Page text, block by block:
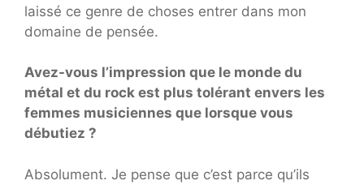
laissé ce genre de choses entrer dans mon
domaine de pensée.
Avez-vous l’impression que le monde du
métal et du rock est plus tolérant envers les
femmes musiciennes que lorsque vous
débutiez ?
Absolument. Je pense que c’est parce qu’ils